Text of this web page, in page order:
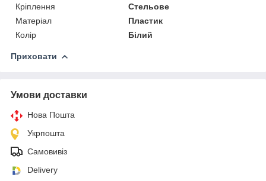
Кріплення
Стельове
Матеріал
Пластик
Колір
Білий
Приховати
Умови доставки
Нова Пошта
Укрпошта
Самовивіз
Delivery